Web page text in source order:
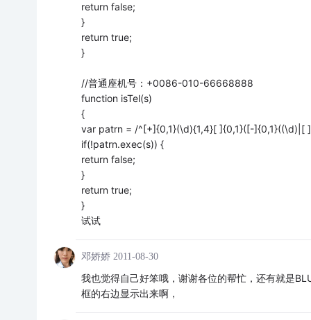
return false;
}
return true;
}
//普通座机号：+0086-010-66668888
function isTel(s)
{
var patrn = /^[+]{0,1}(\d){1,4}[ ]{0,1}([-]{0,1}((\d)|[
if(!patrn.exec(s)) {
return false;
}
return true;
}
试试
邓娇娇 2011-08-30
我也觉得自己好笨哦，谢谢各位的帮忙，还有就是
框的右边显示出来啊，